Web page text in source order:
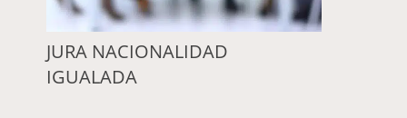
JURA NACIONALIDAD
IGUALADA